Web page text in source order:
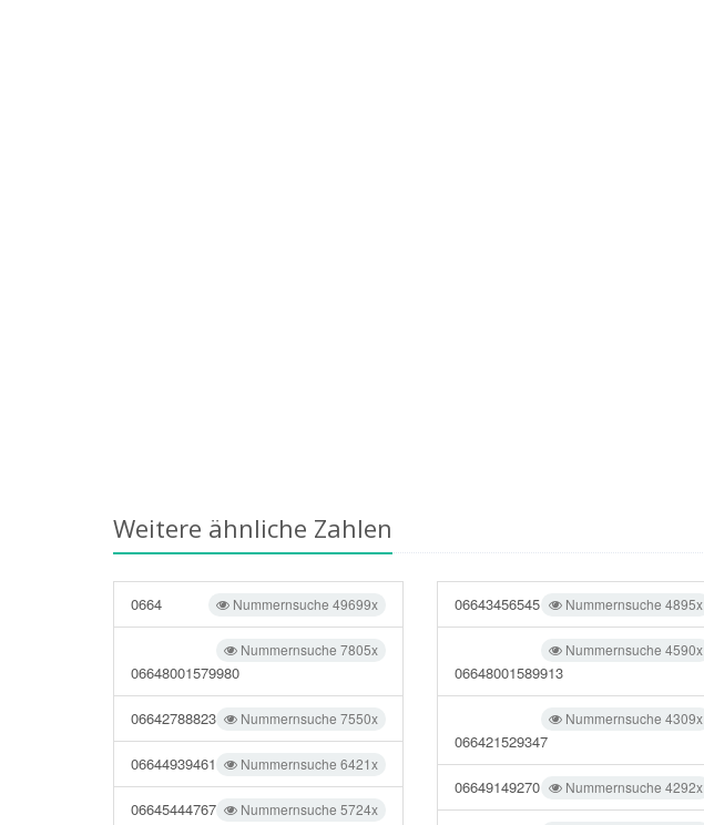
Weitere ähnliche Zahlen
Nummernsuche 49699x
0664
Nummernsuche 7805x
06648001579980
Nummernsuche 7550x
06642788823
Nummernsuche 6421x
06644939461
Nummernsuche 5724x
06645444767
Nummernsuche 4895x
06643456545
Nummernsuche 4590x
06648001589913
Nummernsuche 4309x
066421529347
Nummernsuche 4292x
06649149270